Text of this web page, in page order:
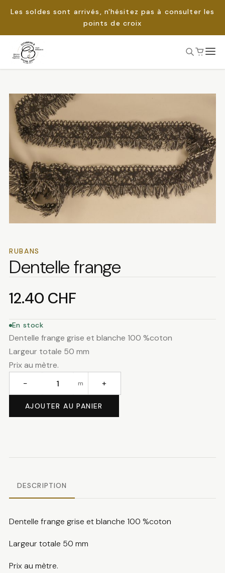
Les soldes sont arrivés, n'hésitez pas à consulter les
points de croix
Passer
RUBANS
Dentelle frange
12.40 CHF
En stock
Dentelle frange grise et blanche 100 %coton
Largeur totale 50 mm
Prix au mètre.
Dentelle
− m +
AJOUTER AU PANIER
DESCRIPTION
Dentelle frange grise et blanche 100 %coton
Largeur totale 50 mm
Prix au mètre.